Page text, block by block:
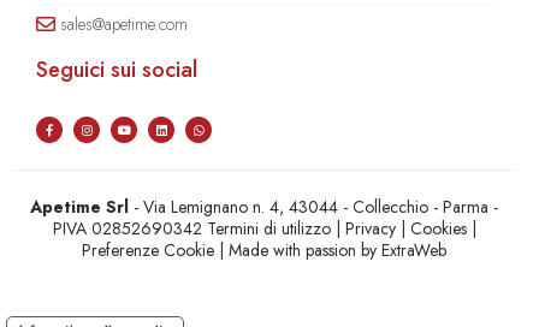
sales@apetime.com
Seguici sui social
Apetime Srl - Via Lemignano n. 4, 43044 - Collecchio - Parma -
PIVA 02852690342 Termini di utilizzo| Privacy| Cookies|
Preferenze Cookie | Made with passion byExtraWeb